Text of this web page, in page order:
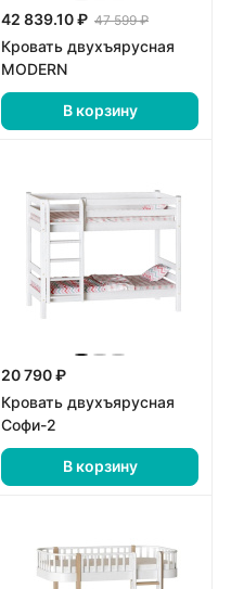
42 839.10 ₽ 47 599 ₽
Кровать двухъярусная
MODERN
В корзину
20 790 ₽
Кровать двухъярусная
Софи-2
В корзину